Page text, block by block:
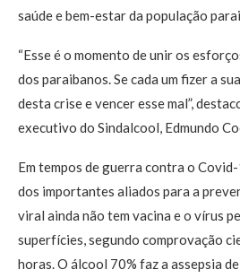
saúde e bem-estar da população
“Esse é o momento de unir os
dos paraibanos. Se cada um fizer a
desta crise e vencer esse mal”,
executivo do Sindalcool, Edmundo
Em tempos de guerra contra o
dos importantes aliados para a
viral ainda não tem vacina e o vírus
superfícies, segundo comprovação
horas. O álcool 70% faz a assepsia